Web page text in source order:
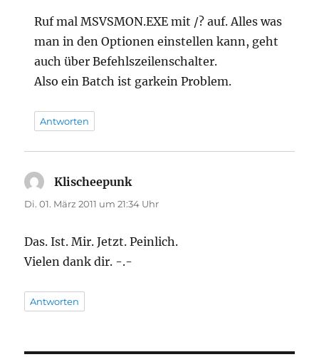
Ruf mal MSVSMON.EXE mit /? auf. Alles was
man in den Optionen einstellen kann, geht
auch über Befehlszeilenschalter.
Also ein Batch ist garkein Problem.
Antworten
Klischeepunksagt:
Di. 01. März 2011 um 21:34 Uhr
Das. Ist. Mir. Jetzt. Peinlich.
Vielen dank dir. -.-
Antworten